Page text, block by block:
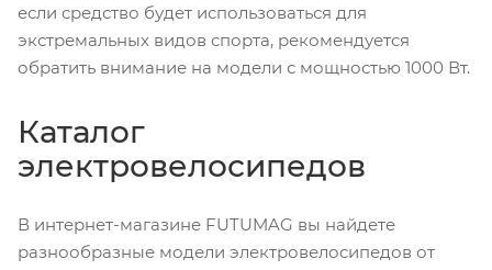
если средство будет использоваться для
экстремальных видов спорта, рекомендуется
обратить внимание на модели с мощностью 1000 Вт.
Каталог
электровелосипедов
В интернет-магазине FUTUMAG вы найдете
разнообразные модели электровелосипедов от